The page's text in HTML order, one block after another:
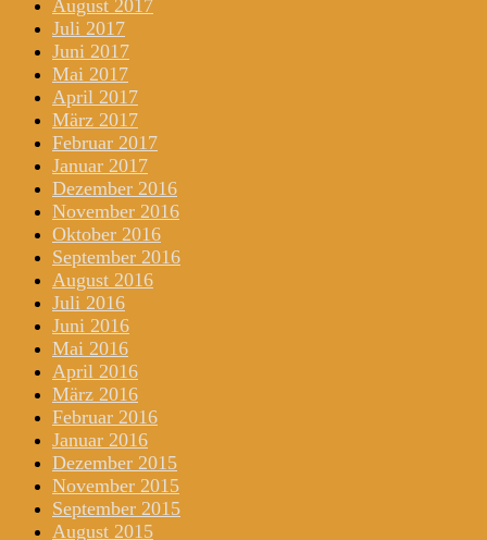
August 2017
Juli 2017
Juni 2017
Mai 2017
April 2017
März 2017
Februar 2017
Januar 2017
Dezember 2016
November 2016
Oktober 2016
September 2016
August 2016
Juli 2016
Juni 2016
Mai 2016
April 2016
März 2016
Februar 2016
Januar 2016
Dezember 2015
November 2015
September 2015
August 2015